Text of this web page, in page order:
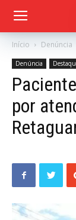
Início Denúncia
Denúncia
por